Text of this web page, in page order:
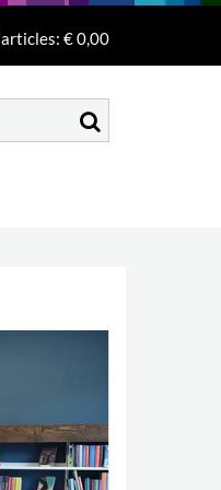
articles: € 0,00